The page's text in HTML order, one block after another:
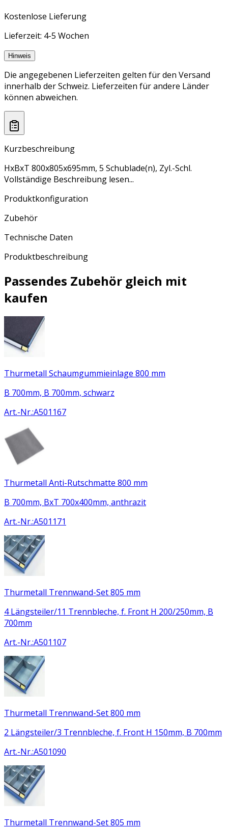
Kostenlose Lieferung
Lieferzeit: 4-5 Wochen
Hinweis
Die angegebenen Lieferzeiten gelten für den Versand
innerhalb der Schweiz. Lieferzeiten für andere Länder
können abweichen.
Kurzbeschreibung
HxBxT 800x805x695mm, 5 Schublade(n), Zyl.-Schl.
Vollständige Beschreibung lesen...
Produktkonfiguration
Zubehör
Technische Daten
Produktbeschreibung
Passendes Zubehör gleich mit
kaufen
Thurmetall Schaumgummieinlage 800 mm
B 700mm, B 700mm, schwarz
Art.-Nr.:A501167
Thurmetall Anti-Rutschmatte 800 mm
B 700mm, BxT 700x400mm, anthrazit
Art.-Nr.:A501171
Thurmetall Trennwand-Set 805 mm
4 Längsteiler/11 Trennbleche, f. Front H 200/250mm, B
700mm
Art.-Nr.:A501107
Thurmetall Trennwand-Set 800 mm
2 Längsteiler/3 Trennbleche, f. Front H 150mm, B 700mm
Art.-Nr.:A501090
Thurmetall Trennwand-Set 805 mm